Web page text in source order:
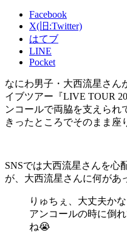
Facebook
X(旧:Twitter)
はてブ
LINE
Pocket
なにわ男子・大西流星さん
イブツアー『LIVE TOUR
ンコールで両脇を支えられ
きったところでそのまま座
SNSでは大西流星さんを心
が、大西流星さんに何があ
りゅちぇ、大丈夫かな
アンコールの時に倒
ね😭